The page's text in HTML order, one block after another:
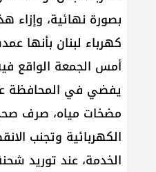
بصورة نهائية، وإزاء
كهرباء لبنان بأنها
يفضي في المحافظة
مضخات مياه، صرف
الكهربائية وتجنب
الخدمة، عند توريد